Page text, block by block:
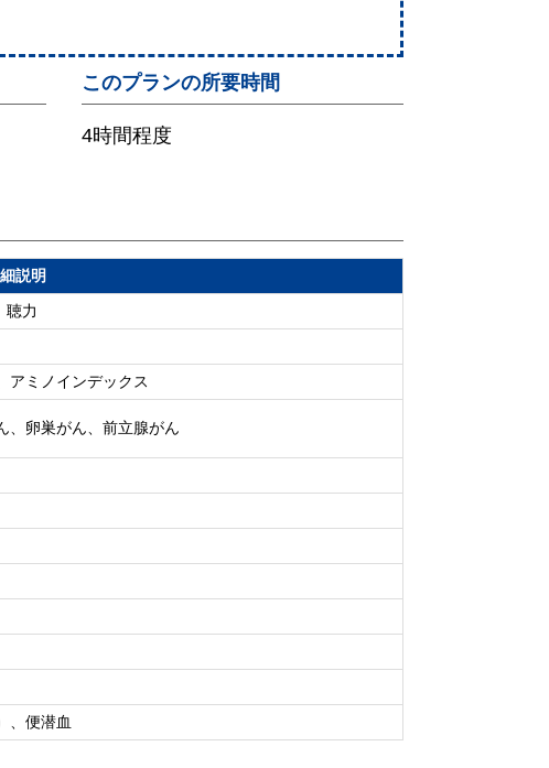
このプランの所要時間
4時間程度
説明
聴力
アミノインデックス
、卵巣がん、前立腺がん
、便潜血